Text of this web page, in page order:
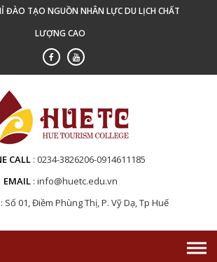
ĐÀO TẠO NGUỒN NHÂN LỰC DU LỊCH CHẤT
LƯỢNG CAO
CALL 0234-3826206-0914611185
EMAIL info@huetc.edu.vn
Số 01, Điềm Phùng Thị, P. Vỹ Dạ, Tp Huế